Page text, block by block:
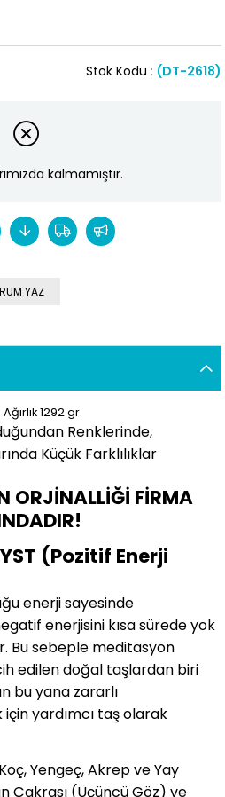
(DT-2618)
Stok Kodu
kalmamıştır.
YAZ
Ağırlık 1292 gr.
Renklerinde,
Küçük Farklılıklar
ORJİNALLİĞİ FİRMA
(Pozitif Enerji
enerji sayesinde
enerjisini kısa sürede yok
Bu sebeple meditasyon
edilen doğal taşlardan biri
bu yana zararlı
için yardımcı taş olarak
Yengeç, Akrep ve Yay
Çakrası (Üçüncü Göz) ve